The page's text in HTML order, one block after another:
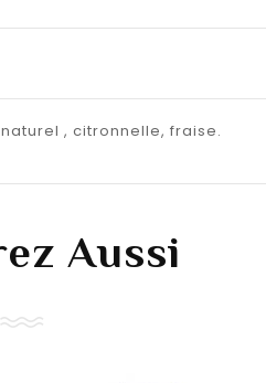
, citronnelle, fraise.
Aussi